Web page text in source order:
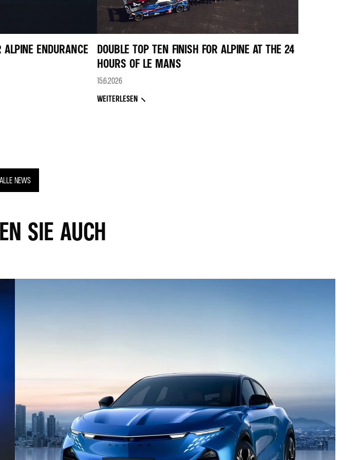
ALPINE ENDURANCE
DOUBLE TOP TEN FINISH FOR ALPINE AT THE 24
HOURS OF LE MANS
15.6.2026
WEITERLESEN
ALLE NEWS
SIE AUCH